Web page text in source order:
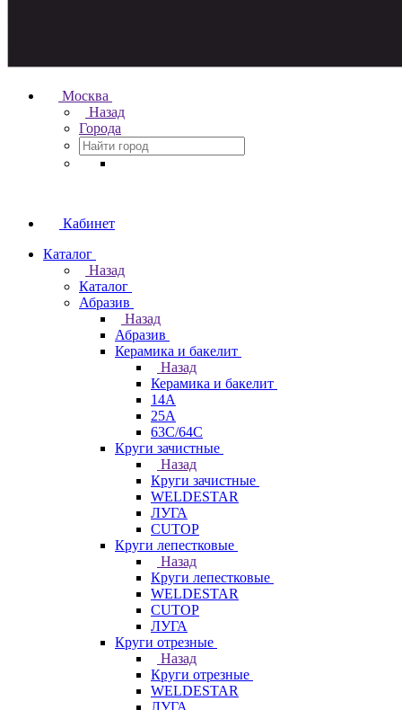
Москва
Назад
Города
Кабинет
Каталог
Назад
Каталог
Абразив
Назад
Абразив
Керамика и бакелит
Назад
Керамика и бакелит
14А
25А
63С/64С
Круги зачистные
Назад
Круги зачистные
WELDESTAR
ЛУГА
CUTOP
Круги лепестковые
Назад
Круги лепестковые
WELDESTAR
CUTOP
ЛУГА
Круги отрезные
Назад
Круги отрезные
WELDESTAR
ЛУГА